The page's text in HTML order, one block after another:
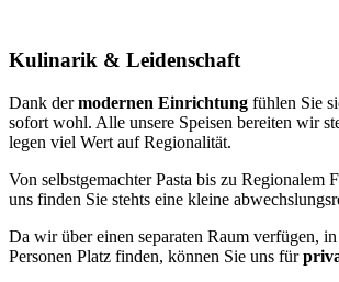
Kulinarik & Leidenschaft
Dank dermodernen Einrichtung fühlen Sie
sofort wohl. Alle unsere Speisen bereiten wir
legen viel Wert auf Regionalität.
Von selbstgemachter Pasta bis zu Regionalem
uns finden Sie stehts eine kleine
Da wir über einen separaten Raum verfügen,
Personen Platz finden, können Sie uns für